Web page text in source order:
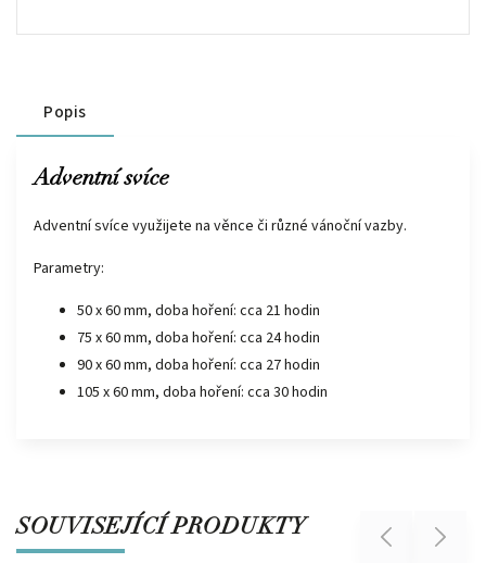
Popis
Adventní svíce
Adventní svíce využijete na věnce či různé vánoční vazby.
Parametry:
50 x 60 mm, doba hoření: cca 21 hodin
75 x 60 mm, doba hoření: cca 24 hodin
90 x 60 mm, doba hoření: cca 27 hodin
105 x 60 mm, doba hoření: cca 30 hodin
SOUVISEJÍCÍ PRODUKTY Previous Next